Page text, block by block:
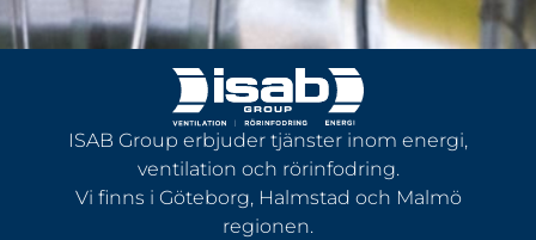
ISAB Group erbjuder tjänster inom energi,
ventilation och rörinfodring.
Vi finns i Göteborg, Halmstad och Malmö
regionen.